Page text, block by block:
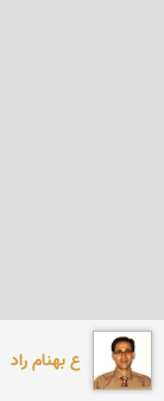
ع بهنام راد